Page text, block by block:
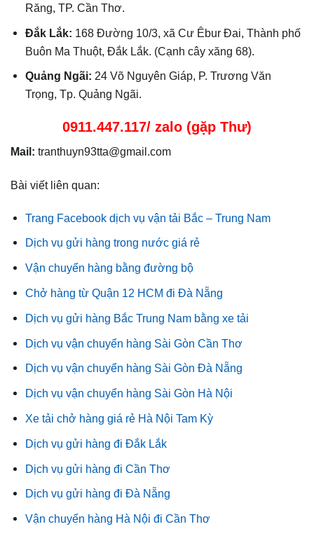
Răng, TP. Cần Thơ.
Đắk Lắk: 168 Đường 10/3, xã Cư Êbur Đai, Thành phố
Buôn Ma Thuột, Đắk Lắk. (Cạnh cây xăng 68).
Quảng Ngãi: 24 Võ Nguyên Giáp, P. Trương Văn
Trọng, Tp. Quảng Ngãi.
0911.447.117/ zalo (gặp Thư)
Mail: tranthuyn93tta@gmail.com
Bài viết liên quan:
Trang Facebook dịch vụ vận tải Bắc – Trung Nam
Dịch vụ gửi hàng trong nước giá rẻ
Vận chuyển hàng bằng đường bộ
Chở hàng từ Quận 12 HCM đi Đà Nẵng
Dịch vụ gửi hàng Bắc Trung Nam bằng xe tải
Dịch vụ vận chuyển hàng Sài Gòn Cần Thơ
Dịch vụ vận chuyển hàng Sài Gòn Đà Nẵng
Dịch vụ vận chuyển hàng Sài Gòn Hà Nội
Xe tải chở hàng giá rẻ Hà Nội Tam Kỳ
Dịch vụ gửi hàng đi Đắk Lắk
Dịch vụ gửi hàng đi Cần Thơ
Dịch vụ gửi hàng đi Đà Nẵng
Vận chuyển hàng Hà Nội đi Cần Thơ